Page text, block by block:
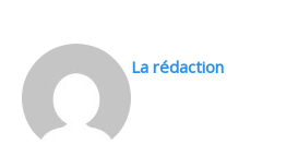
La rédaction